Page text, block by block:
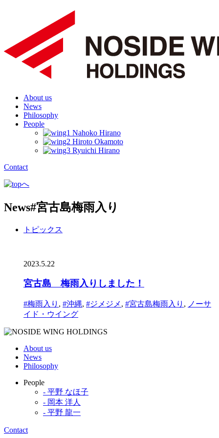
About us
News
Philosophy
People
Contact
News#宮古島梅雨入り
トピックス
2023.5.22
宮古島 梅雨入りしました！
#梅雨入り , #沖縄, #ジメジメ , #宮古島梅雨入り , ノーサ
イド・ウイング
About us
News
Philosophy
People
- 平野 なほ子
- 岡本 洋人
- 平野 龍一
Contact